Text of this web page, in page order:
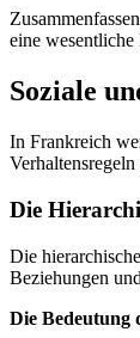
eine
Soziale
In Frankreich
Die
Die
Beziehungen
Die Bedeutung